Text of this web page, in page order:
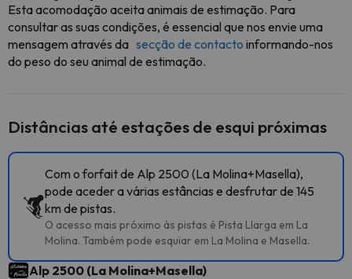
Esta acomodação aceita animais de estimação. Para
consultar as suas condições, é essencial que nos envie uma
mensagem através da secção de contacto informando-nos
do peso do seu animal de estimação.
Distâncias até estações de esqui próximas
Com o forfait de Alp 2500 (La Molina+Masella),
pode aceder a várias estâncias e desfrutar de 145
km de pistas.
O acesso mais próximo às pistas é Pista Llarga em La
Molina. Também pode esquiar em La Molina e Masella.
Alp 2500 (La Molina+Masella)